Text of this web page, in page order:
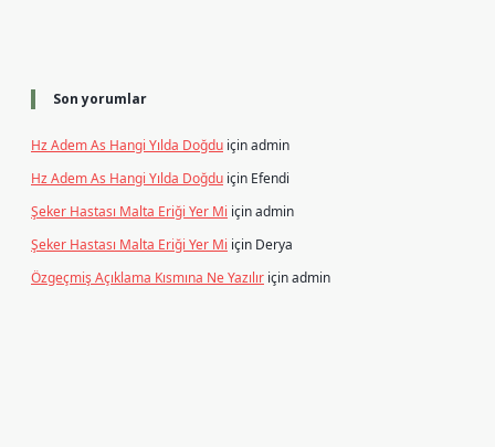
Son yorumlar
Hz Adem As Hangi Yılda Doğdu içinadmin
Hz Adem As Hangi Yılda Doğdu için Efendi
Şeker Hastası Malta Eriği Yer Mi içinadmin
Şeker Hastası Malta Eriği Yer Mi için Derya
Özgeçmiş Açıklama Kısmına Ne Yazılır içinadmin